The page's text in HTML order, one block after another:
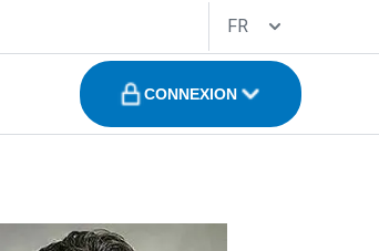
FR
CONNEXION